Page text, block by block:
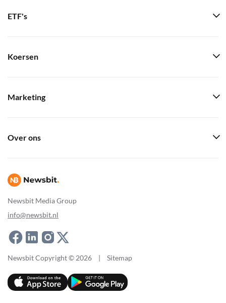
Newsbit Media Group
info@newsbit.nl
ETF's
Koersen
Marketing
Over ons
Newsbit Copyright © 2026 | Sitemap